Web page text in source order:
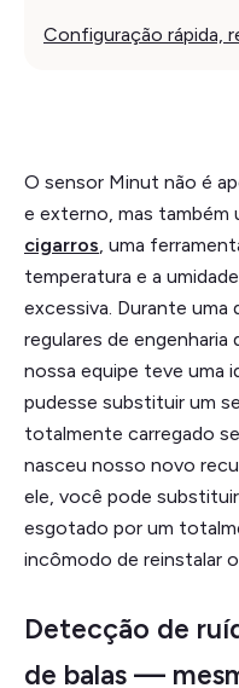
Configuração rápida,
O sensor Minut não é
e externo, mas também
cigarros , uma
temperatura e a
excessiva. Durante
regulares de engenharia
nossa equipe teve uma
pudesse substituir um
totalmente carregado
nasceu nosso novo
ele, você pode
esgotado por um
incômodo de reinstalar
Detecção de
de balas —